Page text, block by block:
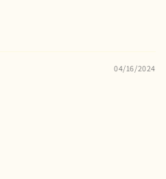
04/16/2024